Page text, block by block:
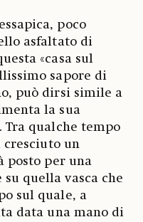
poco
asfaltato di
«casa sul
sapore di
può dirsi simile a
la sua
Tra qualche tempo
un
posto per una
quella vasca che
sul quale, a
data una mano di